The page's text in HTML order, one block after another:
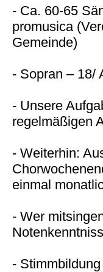
- Ca. 60-65
promusica
Gemeinde)
- Sopran – 18/
- Unsere
regelmäßigen
- Weiterhin:
einmal
- Wer
-